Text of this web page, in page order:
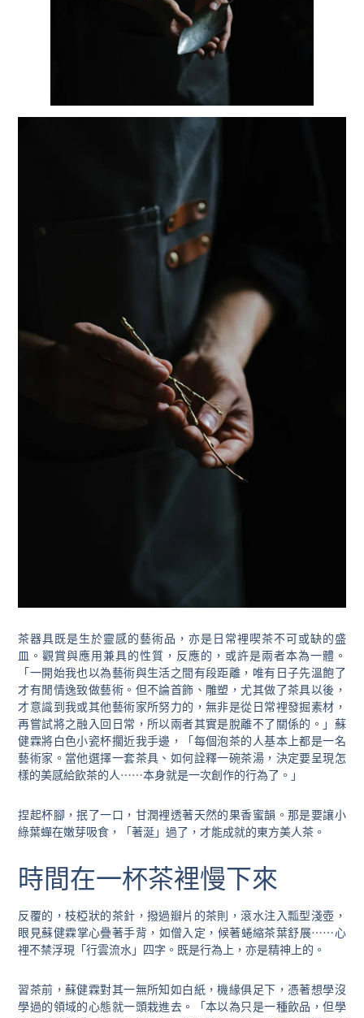
茶器具既是生於靈感的藝術品，亦是日常裡喫茶不可或缺的盛
皿。觀賞與應用兼具的性質，反應的，或許是兩者本為一體。
「一開始我也以為藝術與生活之間有段距離，唯有日子先溫飽了
才有閒情逸致做藝術。但不論首飾、雕塑，尤其做了茶具以後，
才意識到我或其他藝術家所努力的，無非是從日常裡發掘素材，
再嘗試將之融入回日常，所以兩者其實是脫離不了關係的。」蘇
健霖將白色小瓷杯擱近我手邊，「每個泡茶的人基本上都是一名
藝術家。當他選擇一套茶具、如何詮釋一碗茶湯，決定要呈現怎
樣的美感給飲茶的人⋯⋯本身就是一次創作的行為了。」
捏起杯腳，抿了一口，甘潤裡透著天然的果香蜜韻。那是要讓小
綠葉蟬在嫩芽吸食，「著涎」過了，才能成就的東方美人茶。
時間在一杯茶裡慢下來
反覆的，枝椏狀的茶針，撥過瓣片的茶則，滾水注入瓢型淺壺，
眼見蘇健霖掌心疊著手背，如僧入定，候著蜷縮茶葉舒展⋯⋯心
裡不禁浮現「行雲流水」四字。既是行為上，亦是精神上的。
習茶前，蘇健霖對其一無所知如白紙，機緣俱足下，憑著想學沒
學過的領域的心態就一頭栽進去。「本以為只是一種飲品，但學